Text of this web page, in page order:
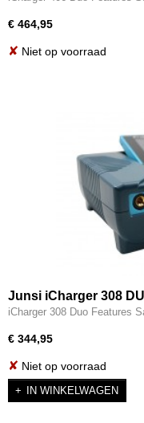
€ 464,95
✘ Niet op voorraad
Junsi iCharger 308
iCharger 308 Duo Features
€ 344,95
✘ Niet op voorraad
IN WINKELWAGEN